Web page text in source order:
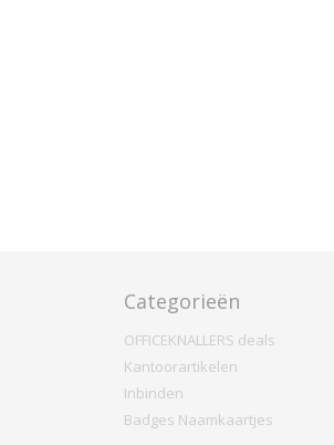
Categorieën
OFFICEKNALLERS deals
Kantoorartikelen
Inbinden
Badges Naamkaartjes